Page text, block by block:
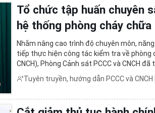
Chuyển đổi số và Đề án 06
Kỷ niệm 80 năm Ngày truyền thống lực lượng
Tổ chức tập huấn chuyên
hệ thống phòng cháy chữa
Nhằm nâng cao trình độ chuyên môn,
tiếp thực hiện công tác kiểm tra về phòng
CNCH), Phòng Cảnh sát PCCC và CNCH
phương tiện, hệ thống PCCC và CNCH, hệ
Tuyên truyền, hướng dẫn PCCC và CNCH